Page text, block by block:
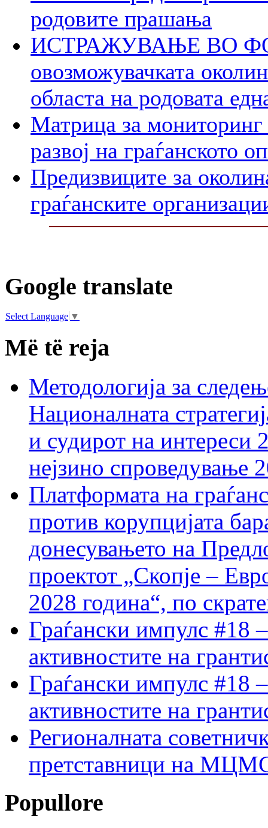
родовите прашања
ИСТРАЖУВАЊЕ ВО
овозможувачката
областа на родовата
Матрица за мониторинг
развој на граѓанското
Предизвиците за
граѓанските
Google translate
Select Language ▼
Më të reja
Методологија за
Националната
и судирот на интереси
нејзино спроведување
Платформата на
против корупцијата
донесувањето на
проектот „Скопје –
2028 година“, по
Граѓански импулс #18
активностите на
Граѓански импулс #18
активностите на
Регионалната
претставници на МЦМС
Popullore